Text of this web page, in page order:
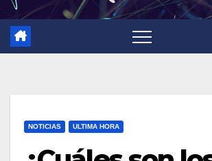
NOTICIAS ULTIMA HORA